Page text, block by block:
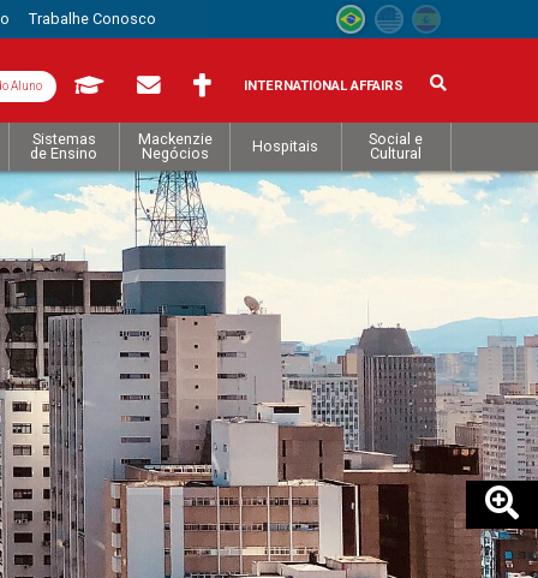
Trabalhe Conosco
Aluno INTERNATIONAL AFFAIRS
Sistemas
de Ensino
Mackenzie
Negócios
Hospitais
Social e
Cultural